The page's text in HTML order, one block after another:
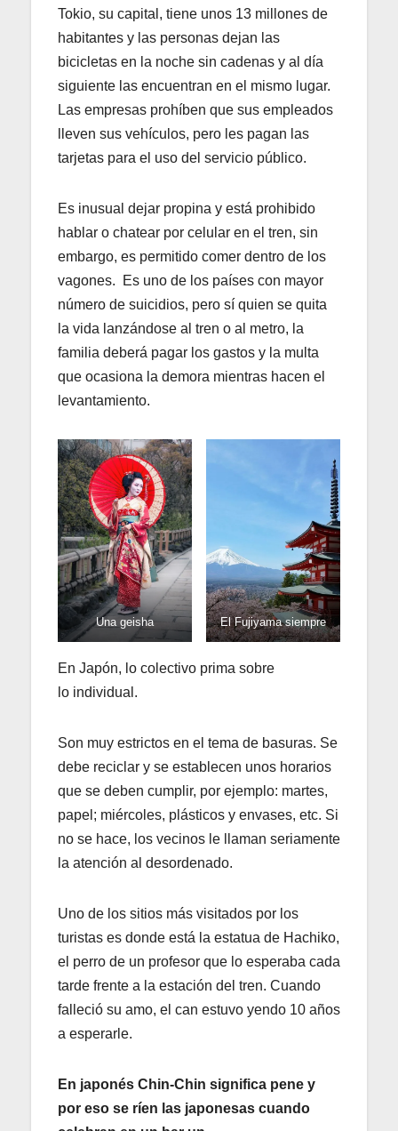
Tokio, su capital, tiene unos 13 millones de
habitantes y las personas dejan las
bicicletas en la noche sin cadenas y al día
siguiente las encuentran en el mismo lugar.
Las empresas prohíben que sus empleados
lleven sus vehículos, pero les pagan las
tarjetas para el uso del servicio público.
Es inusual dejar propina y está prohibido
hablar o chatear por celular en el tren, sin
embargo, es permitido comer dentro de los
vagones. Es uno de los países con mayor
número de suicidios, pero sí quien se quita
la vida lanzándose al tren o al metro, la
familia deberá pagar los gastos y la multa
que ocasiona la demora mientras hacen el
levantamiento.
Una geisha El Fujiyama siempre
En Japón, lo colectivo prima sobre
lo individual.
Son muy estrictos en el tema de basuras. Se
debe reciclar y se establecen unos horarios
que se deben cumplir, por ejemplo: martes,
papel; miércoles, plásticos y envases, etc. Si
no se hace, los vecinos le llaman seriamente
la atención al desordenado.
Uno de los sitios más visitados por los
turistas es donde está la estatua de Hachiko,
el perro de un profesor que lo esperaba cada
tarde frente a la estación del tren. Cuando
falleció su amo, el can estuvo yendo 10 años
a esperarle.
En japonés Chin-Chin significa pene y
por eso se ríen las japonesas cuando